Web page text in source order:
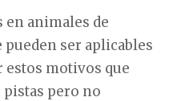
en animales de
ser aplicables
estos motivos que
pistas pero no